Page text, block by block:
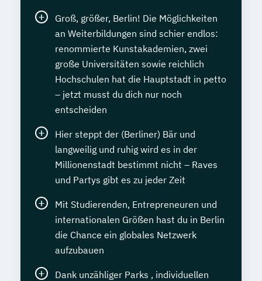
Groß, größer, Berlin! Die Möglichkeiten
an Weiterbildungen sind schier endlos:
renommierte Kunstakademien, zwei
große Universitäten sowie reichlich
Hochschulen hat die Hauptstadt in petto
– jetzt musst du dich nur noch
entscheiden
Hier steppt der (Berliner) Bär und
langweilig und ruhig wird es in der
Millionenstadt bestimmt nicht – Raves
und Partys gibt es zu jeder Zeit
Mit Studierenden, Entrepreneuren und
internationalen Größen hast du in Berlin
die Chance ein globales Netzwerk
aufzubauen
Dank unzähliger Parks , individuellen